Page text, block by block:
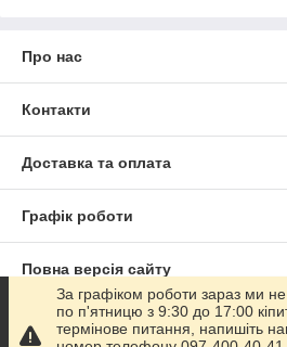
Про нас
Контакти
Доставка та оплата
Графік роботи
Повна версія сайту
Сайт створено на маркетплейсі
За графіком роботи зараз ми
по п'ятницю з 9:30 до 17:00
термінове питання, напишіть